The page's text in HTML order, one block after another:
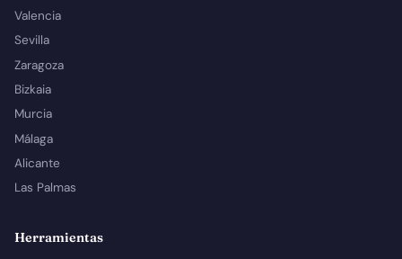
Valencia
Sevilla
Zaragoza
Bizkaia
Murcia
Málaga
Alicante
Las Palmas
Herramientas